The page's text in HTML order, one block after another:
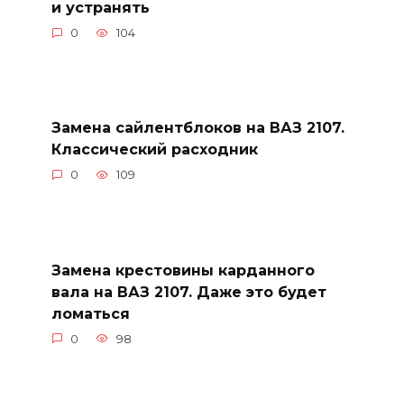
и устранять
0 104
Замена сайлентблоков на ВАЗ 2107.
Классический расходник
0 109
Замена крестовины карданного
вала на ВАЗ 2107. Даже это будет
ломаться
0 98